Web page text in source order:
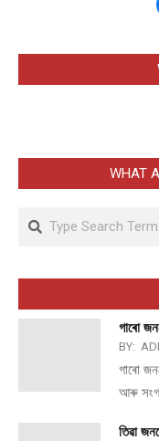
WHAT
Search
গাৰো
BY:
গাৰো
আৰু
তিৱা